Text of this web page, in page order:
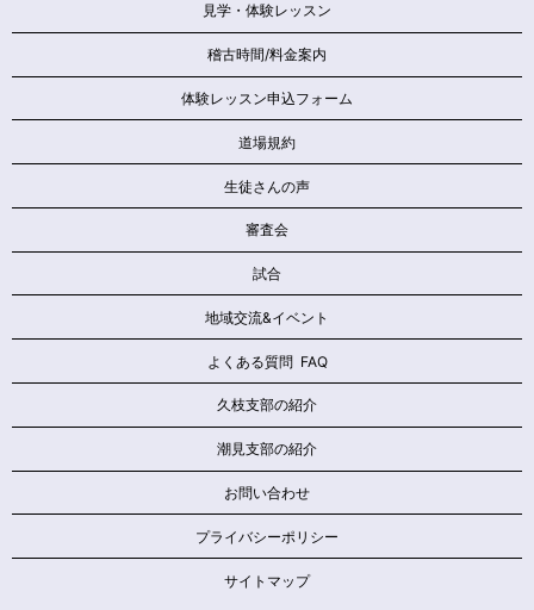
見学・体験レッスン
稽古時間/料金案内
体験レッスン申込フォーム
道場規約
生徒さんの声
審査会
試合
地域交流&イベント
よくある質問 FAQ
久枝支部の紹介
潮見支部の紹介
お問い合わせ
プライバシーポリシー
サイトマップ